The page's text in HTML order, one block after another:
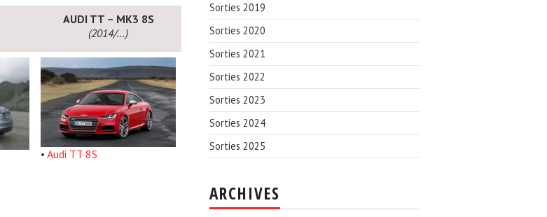
AUDI TT – MK3 8S
(2014/…)
• Audi TT 8S
Sorties 2019
Sorties 2020
Sorties 2021
Sorties 2022
Sorties 2023
Sorties 2024
Sorties 2025
ARCHIVES